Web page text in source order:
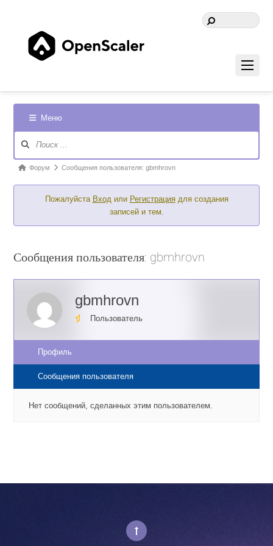
Меню
Форума
ФорумФорум Сообщения пользователя: gbmhrovn
Пожалуйста Входили Регистрациядля создания
записей и тем.
Сообщения пользователя: gbmhrovn
gbmhrovn
Пользователь
Профиль
Сообщения пользователя
Нет сообщений, сделанных этим пользователем.